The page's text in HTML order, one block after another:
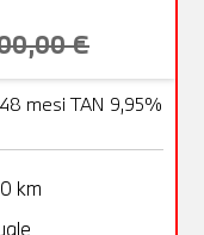
€
mesi TAN 9,95%
km